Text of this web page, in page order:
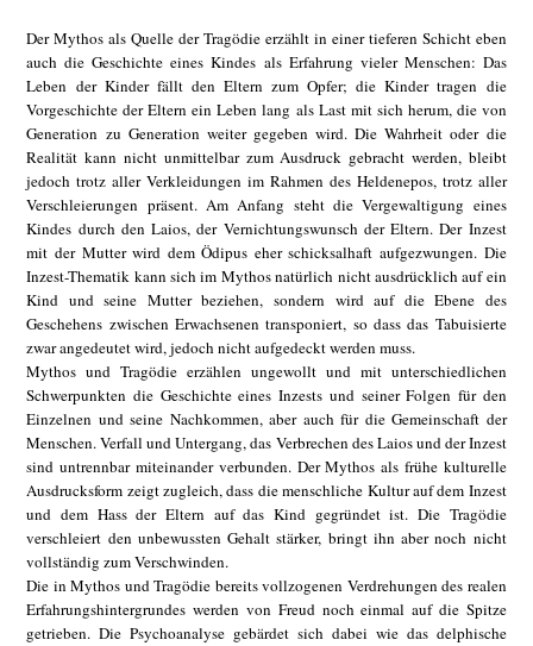
Der Mythos als Quelle der Tragödie erzählt in einer tieferen Schicht eben
auch die Geschichte eines Kindes als Erfahrung vieler Menschen: Das
Leben der Kinder fällt den Eltern zum Opfer; die Kinder tragen die
Vorgeschichte der Eltern ein Leben lang als Last mit sich herum, die von
Generation zu Generation weiter gegeben wird. Die Wahrheit oder die
Realität kann nicht unmittelbar zum Ausdruck gebracht werden, bleibt
jedoch trotz aller Verkleidungen im Rahmen des Heldenepos, trotz aller
Verschleierungen präsent. Am Anfang steht die Vergewaltigung eines
Kindes durch den Laios, der Vernichtungswunsch der Eltern. Der Inzest
mit der Mutter wird dem Ödipus eher schicksalhaft aufgezwungen. Die
Inzest-Thematik kann sich im Mythos natürlich nicht ausdrücklich auf ein
Kind und seine Mutter beziehen, sondern wird auf die Ebene des
Geschehens zwischen Erwachsenen transponiert, so dass das Tabuisierte
zwar angedeutet wird, jedoch nicht aufgedeckt werden muss.
Mythos und Tragödie erzählen ungewollt und mit unterschiedlichen
Schwerpunkten die Geschichte eines Inzests und seiner Folgen für den
Einzelnen und seine Nachkommen, aber auch für die Gemeinschaft der
Menschen. Verfall und Untergang, das Verbrechen des Laios und der Inzest
sind untrennbar miteinander verbunden. Der Mythos als frühe kulturelle
Ausdrucksform zeigt zugleich, dass die menschliche Kultur auf dem Inzest
und dem Hass der Eltern auf das Kind gegründet ist. Die Tragödie
verschleiert den unbewussten Gehalt stärker, bringt ihn aber noch nicht
vollständig zum Verschwinden.
Die in Mythos und Tragödie bereits vollzogenen Verdrehungen des realen
Erfahrungshintergrundes werden von Freud noch einmal auf die Spitze
getrieben. Die Psychoanalyse gebärdet sich dabei wie das delphische